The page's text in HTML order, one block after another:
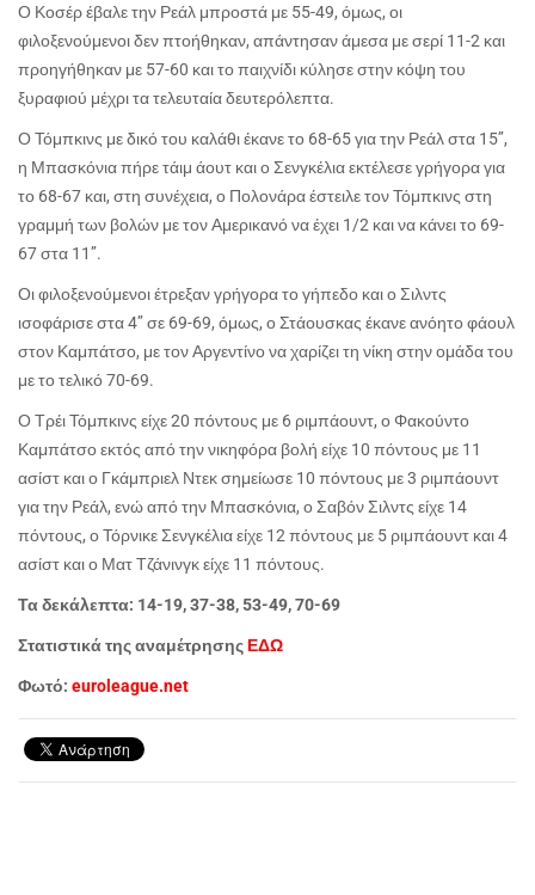
Ο Κοσέρ έβαλε την Ρεάλ μπροστά με 55-49, όμως, οι
φιλοξενούμενοι δεν πτοήθηκαν, απάντησαν άμεσα με σερί 11-2 και
προηγήθηκαν με 57-60 και το παιχνίδι κύλησε στην κόψη του
ξυραφιού μέχρι τα τελευταία δευτερόλεπτα.
Ο Τόμπκινς με δικό του καλάθι έκανε το 68-65 για την Ρεάλ στα 15’’,
η Μπασκόνια πήρε τάιμ άουτ και ο Σενγκέλια εκτέλεσε γρήγορα για
το 68-67 και, στη συνέχεια, ο Πολονάρα έστειλε τον Τόμπκινς στη
γραμμή των βολών με τον Αμερικανό να έχει 1/2 και να κάνει το 69-
67 στα 11’’.
Οι φιλοξενούμενοι έτρεξαν γρήγορα το γήπεδο και ο Σιλντς
ισοφάρισε στα 4’’ σε 69-69, όμως, ο Στάουσκας έκανε ανόητο φάουλ
στον Καμπάτσο, με τον Αργεντίνο να χαρίζει τη νίκη στην ομάδα του
με το τελικό 70-69.
Ο Τρέι Τόμπκινς είχε 20 πόντους με 6 ριμπάουντ, ο Φακούντο
Καμπάτσο εκτός από την νικηφόρα βολή είχε 10 πόντους με 11
ασίστ και ο Γκάμπριελ Ντεκ σημείωσε 10 πόντους με 3 ριμπάουντ
για την Ρεάλ, ενώ από την Μπασκόνια, ο Σαβόν Σιλντς είχε 14
πόντους, ο Τόρνικε Σενγκέλια είχε 12 πόντους με 5 ριμπάουντ και 4
ασίστ και ο Ματ Τζάνινγκ είχε 11 πόντους.
Τα δεκάλεπτα: 14-19, 37-38, 53-49, 70-69
Στατιστικά της αναμέτρησης ΕΔΩ
Φωτό: euroleague.net